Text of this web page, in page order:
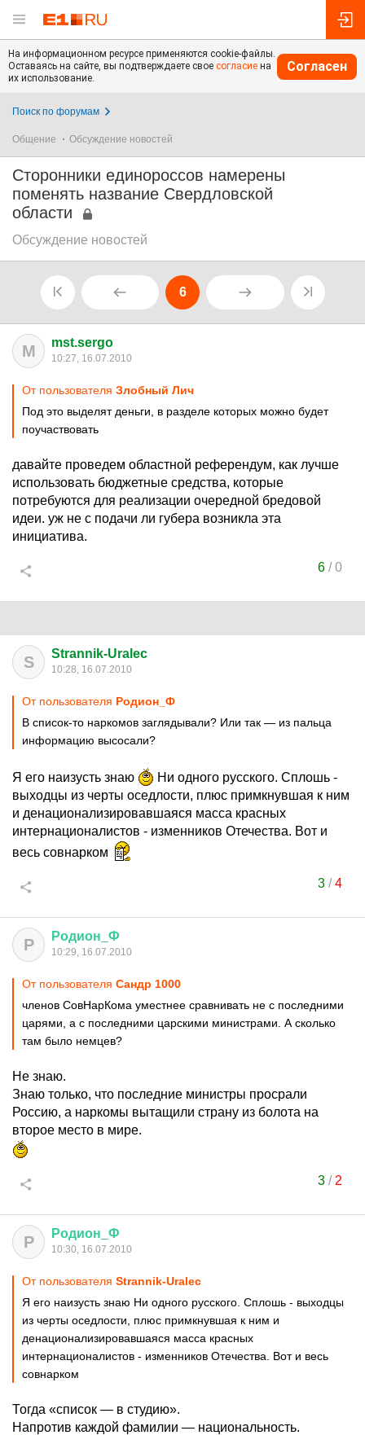
На информационном ресурсе применяются cookie-файлы.
Оставаясь на сайте, вы подтверждаете свое согласие на
их использование.
Согласен
Поиск по форумам
Общение Обсуждение новостей
Сторонники единороссов намерены
поменять название Свердловской
области
Обсуждение новостей
6
M mst.sergo
10:27, 16.07.2010
От пользователя Злобный Лич
Под это выделят деньги, в разделе которых можно будет
поучаствовать
давайте проведем областной референдум, как лучше
использовать бюджетные средства, которые
потребуются для реализации очередной бредовой
идеи. уж не с подачи ли губера возникла эта
инициатива.
6/0
S Strannik-Uralec
10:28, 16.07.2010
От пользователя Родион_Ф
В список-то наркомов заглядывали? Или так — из пальца
информацию высосали?
Я его наизусть знаю
Ни одного русского. Сплошь -
выходцы из черты оседлости, плюс примкнувшая к ним
и денационализировавшаяся масса красных
интернационалистов - изменников Отечества. Вот и
весь совнарком
3/4
Р Родион Ф
10:29, 16.07.2010
От пользователя Сандр 1000
членов СовНарКома уместнее сравнивать не с последними
царями, а с последними царскими министрами. А сколько
там было немцев?
Не знаю.
Знаю только, что последние министры просрали
Россию, а наркомы вытащили страну из болота на
второе место в мире.
3/ 2
Р Родион Ф
10:30, 16.07.2010
От пользователя Strannik-Uralec
Я его наизусть знаю Ни одного русского. Сплошь - выходцы
из черты оседлости, плюс примкнувшая к ним и
денационализировавшаяся масса красных
интернационалистов - изменников Отечества. Вот и весь
совнарком
Тогда «список — в студию».
Напротив каждой фамилии — национальность.